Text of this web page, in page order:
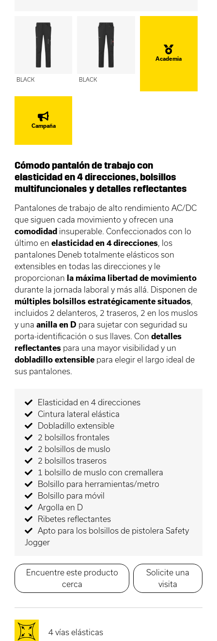
BLACK BLACK
Academia
Campaña
Cómodo pantalón de trabajo con
elasticidad en 4 direcciones, bolsillos
multifuncionales y detalles reflectantes
Pantalones de trabajo de alto rendimiento AC/DC
que siguen cada movimiento y ofrecen una
comodidad insuperable. Confeccionados con lo
último en elasticidad en 4 direcciones, los
pantalones Deneb totalmente elásticos son
extensibles en todas las direcciones y le
proporcionan la máxima libertad de movimiento
durante la jornada laboral y más allá. Disponen de
múltiples bolsillos estratégicamente situados,
incluidos 2 delanteros, 2 traseros, 2 en los muslos
y una anilla en D para sujetar con seguridad su
porta-identificación o sus llaves. Con detalles
reflectantes para una mayor visibilidad y un
dobladillo extensible para elegir el largo ideal de
sus pantalones.
Elasticidad en 4 direcciones
Cintura lateral elástica
Dobladillo extensible
2 bolsillos frontales
2 bolsillos de muslo
2 bolsillos traseros
1 bolsillo de muslo con cremallera
Bolsillo para herramientas/metro
Bolsillo para móvil
Argolla en D
Ribetes reflectantes
Apto para los bolsillos de pistolera Safety
Jogger
Encuentre este producto
cerca
Solicite una
visita
4 vías elásticas